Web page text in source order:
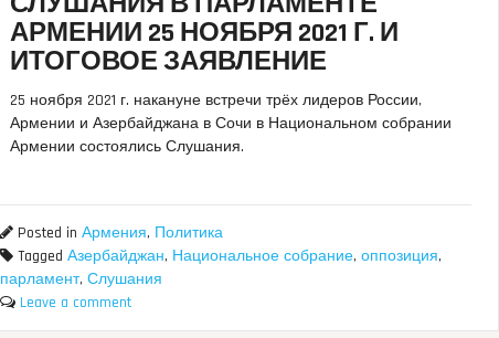
АРМЕНИИ 25 НОЯБРЯ 2021 Г. И
ИТОГОВОЕ ЗАЯВЛЕНИЕ
25 ноября 2021 г. накануне встречи трёх лидеров России,
Армении и Азербайджана в Сочи в Национальном собрании
Армении состоялись Слушания.
Posted in Армения, Политика
Tagged Азербайджан, Национальное собрание, оппозиция,
парламент, Слушания
Leave a comment